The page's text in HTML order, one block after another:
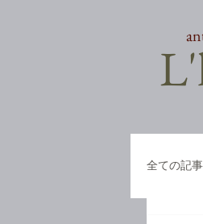
全ての記事